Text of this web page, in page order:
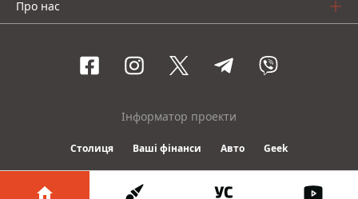
Про нас
Інформатор проекти
Столиця Ваші фінанси Авто Geek
© 2016-2026 Informator